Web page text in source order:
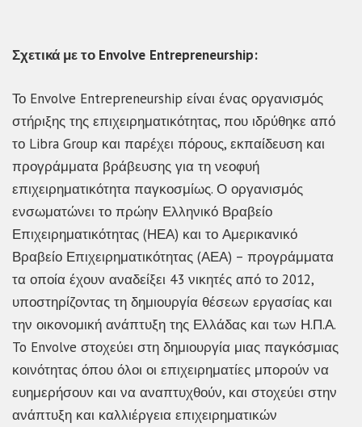
Σχετικά με το Envolve Entrepreneurship:
Το Envolve Entrepreneurship είναι ένας οργανισμός
στήριξης της επιχειρηματικότητας, που ιδρύθηκε από
το Libra Group και παρέχει πόρους, εκπαίδευση και
προγράμματα βράβευσης για τη νεοφυή
επιχειρηματικότητα παγκοσμίως. Ο οργανισμός
ενσωματώνει το πρώην Ελληνικό Βραβείο
Επιχειρηματικότητας (ΗΕΑ) και το Αμερικανικό
Βραβείο Επιχειρηματικότητας (ΑΕΑ) – προγράμματα
τα οποία έχουν αναδείξει 43 νικητές από το 2012,
υποστηρίζοντας τη δημιουργία θέσεων εργασίας και
την οικονομική ανάπτυξη της Ελλάδας και των Η.Π.Α.
To Envolve στοχεύει στη δημιουργία μιας παγκόσμιας
κοινότητας όπου όλοι οι επιχειρηματίες μπορούν να
ευημερήσουν και να αναπτυχθούν, και στοχεύει στην
ανάπτυξη και καλλιέργεια επιχειρηματικών